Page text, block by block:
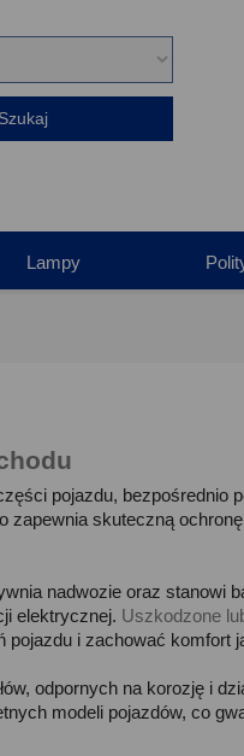
Szukaj
Lampy
pojazdu, bezpośrednio
skuteczną
nadwozie oraz stanowi
elektrycznej. Uszkodzone
i zachować komfort
odpornych na korozję i
modeli pojazdów, co